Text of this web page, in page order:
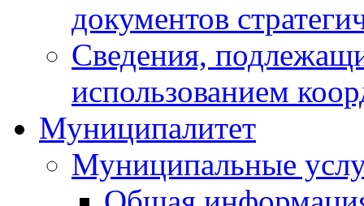
документов
Сведения,
использованием
Муниципалитет
Муниципальные